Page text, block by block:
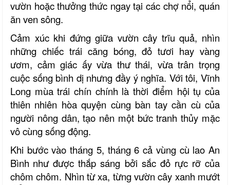
vườn hoặc thưởng thức ngay tại các chợ nổi, quán
ăn ven sông.
Cảm xúc khi đứng giữa vườn cây trĩu quả, nhìn
những chiếc trái căng bóng, đỏ tươi hay vàng
ươm, cảm giác ấy vừa thư thái, vừa trân trọng
cuộc sống bình dị nhưng đầy ý nghĩa. Với tôi, Vĩnh
Long mùa trái chín chính là thời điểm hội tụ của
thiên nhiên hòa quyện cùng bàn tay cần cù của
người nông dân, tạo nên một bức tranh thủy mặc
vô cùng sống động.
Khi bước vào tháng 5, tháng 6 cả vùng cù lao An
Bình như được thắp sáng bởi sắc đỏ rực rỡ của
chôm chôm. Nhìn từ xa, từng vườn cây xanh mướt